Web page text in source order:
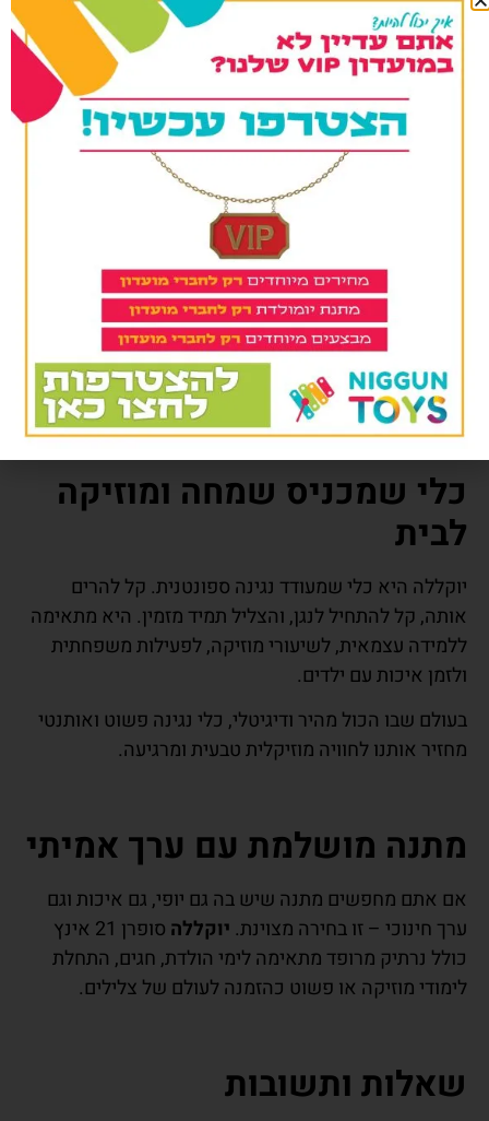
אחרי שלב הלמידה הראשוני.
כולל נרתיק מרופד – שמירה
והגנה על הכלי
כולל נרתיק מרופד הוא הנרתיק המצורף. הנרתיק שומר
על הכלי מפני מכות, שריטות ושינויי טמפרטורה קלים,
ומאפשר נשיאה בטוחה לבית הספר, לחוג, לשיעור או
הריפוד הפנימי מעניק שכבת הגנה נוספת, כך שגם ילדים
יכולים לשאת את הכלי בראש שקט.
כלי שמכניס שמחה ומוזיקה
לבית
יוקללה היא כלי שמעודד נגינה ספונטנית. קל להרים
אותה, קל להתחיל לנגן, והצליל תמיד מזמין. היא מתאימה
ללמידה עצמאית, לשיעורי מוזיקה, לפעילות משפחתית
ולזמן איכות עם ילדים.
בעולם שבו הכול מהיר ודיגיטלי, כלי נגינה פשוט ואותנטי
מחזיר אותנו לחוויה מוזיקלית טבעית ומרגיעה.
מתנה מושלמת עם ערך אמיתי
אם אתם מחפשים מתנה שיש בה גם יופי, גם איכות וגם
ערך חינוכי – זו בחירה מצוינת. יוקללה
סופרן 21 אינץ
כולל נרתיק מרופד מתאימה לימי הולדת, חגים, התחלת
לימודי מוזיקה או פשוט כהזמנה לעולם של צלילים.
שאלות ותשובות